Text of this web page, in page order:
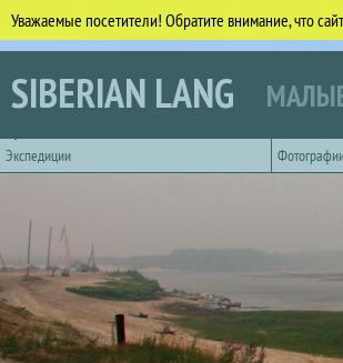
Уважаемые посетители! Обратите внимание, что
Перейти к основному содержанию
SIBERIAN LANG
Экспедиции